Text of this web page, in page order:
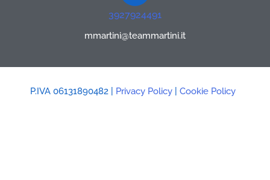
3927924491
mmartini@teammartini.it
P.IVA 06131890482 | Privacy Policy| Cookie Policy